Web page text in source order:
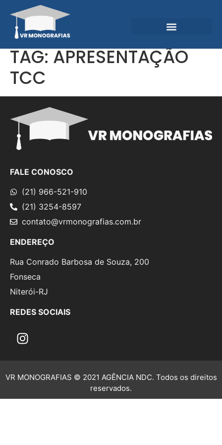
TAG:APRESENTAÇÃO
TCC
FALE CONOSCO
(21) 966-521-910
(21) 3254-8597
contato@vrmonografias.com.br
ENDEREÇO
Rua Conrado Barbosa de Souza, 200
Fonseca
Niterói-RJ
REDES SOCIAIS
VR MONOGRAFIAS © 2021 AGÊNCIA NDC. Todos os direitos
reservados.